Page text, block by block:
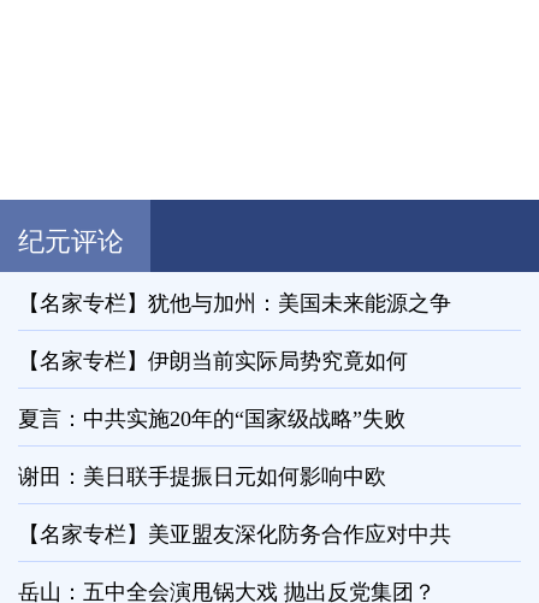
纪元评论
【名家专栏】犹他与加州：美国未来能源之争
【名家专栏】伊朗当前实际局势究竟如何
夏言：中共实施20年的“国家级战略”失败
谢田：美日联手提振日元如何影响中欧
【名家专栏】美亚盟友深化防务合作应对中共
岳山：五中全会演甩锅大戏 抛出反党集团？